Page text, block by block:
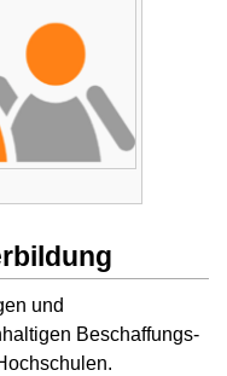
und
Beschaffungs-